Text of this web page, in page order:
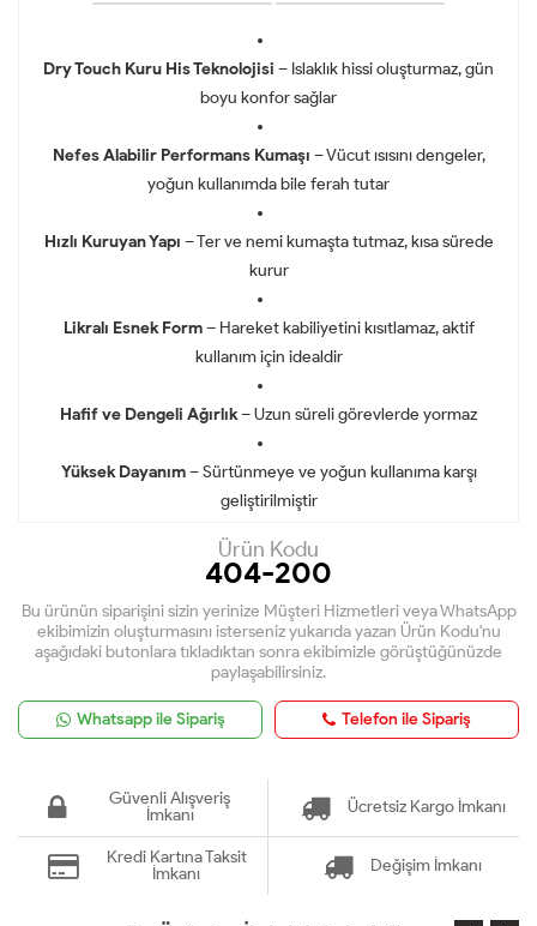
Dry Touch Kuru His Teknolojisi – Islaklık hissi oluşturmaz, gün
boyu konfor sağlar
Nefes Alabilir Performans Kumaşı – Vücut ısısını dengeler,
yoğun kullanımda bile ferah tutar
Hızlı Kuruyan Yapı – Ter ve nemi kumaşta tutmaz, kısa sürede
kurur
Likralı Esnek Form– Hareket kabiliyetini kısıtlamaz, aktif
kullanım için idealdir
Hafif ve Dengeli Ağırlık– Uzun süreli görevlerde yormaz
Yüksek Dayanım– Sürtünmeye ve yoğun kullanıma karşı
geliştirilmiştir
Ürün Kodu
404-200
Bu ürünün siparişini sizin yerinize Müşteri Hizmetleri veya WhatsApp
ekibimizin oluşturmasını isterseniz yukarıda yazan Ürün Kodu'nu
aşağıdaki butonlara tıkladıktan sonra ekibimizle görüştüğünüzde
paylaşabilirsiniz.
Whatsapp ile Sipariş Telefon ile Sipariş
Güvenli Alışveriş
İmkanı
Ücretsiz Kargo İmkanı
Kredi Kartına Taksit
İmkanı
Değişim İmkanı